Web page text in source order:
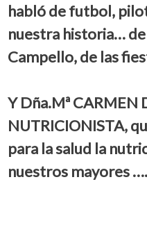
habló de futbol,
nuestra historia…
Campello, de las
Y Dña.Mª CARMEN
NUTRICIONISTA,
para la salud la
nuestros mayores